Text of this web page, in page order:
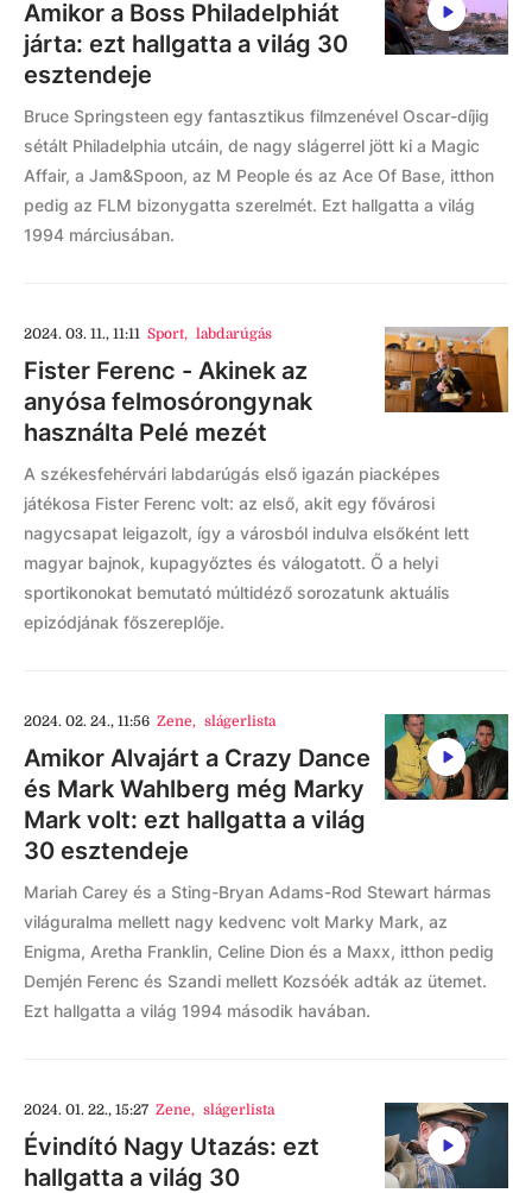
Amikor a Boss Philadelphiát
járta: ezt hallgatta a világ 30
esztendeje
Bruce Springsteen egy fantasztikus filmzenével Oscar-díjig
sétált Philadelphia utcáin, de nagy slágerrel jött ki a Magic
Affair, a Jam&Spoon, az M People és az Ace Of Base, itthon
pedig az FLM bizonygatta szerelmét. Ezt hallgatta a világ
1994 márciusában.
2024. 03. 11., 11:11 Sport, labdarúgás
Fister Ferenc - Akinek az
anyósa felmosórongynak
használta Pelé mezét
A székesfehérvári labdarúgás első igazán piacképes
játékosa Fister Ferenc volt: az első, akit egy fővárosi
nagycsapat leigazolt, így a városból indulva elsőként lett
magyar bajnok, kupagyőztes és válogatott. Ő a helyi
sportikonokat bemutató múltidéző sorozatunk aktuális
epizódjának főszereplője.
2024. 02. 24., 11:56 Zene, slágerlista
Amikor Alvajárt a Crazy Dance
és Mark Wahlberg még Marky
Mark volt: ezt hallgatta a világ
30 esztendeje
Mariah Carey és a Sting-Bryan Adams-Rod Stewart hármas
világuralma mellett nagy kedvenc volt Marky Mark, az
Enigma, Aretha Franklin, Celine Dion és a Maxx, itthon pedig
Demjén Ferenc és Szandi mellett Kozsóék adták az ütemet.
Ezt hallgatta a világ 1994 második havában.
2024. 01. 22., 15:27 Zene, slágerlista
Évindító Nagy Utazás: ezt
hallgatta a világ 30